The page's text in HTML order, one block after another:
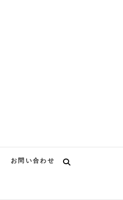
お問い合わせ